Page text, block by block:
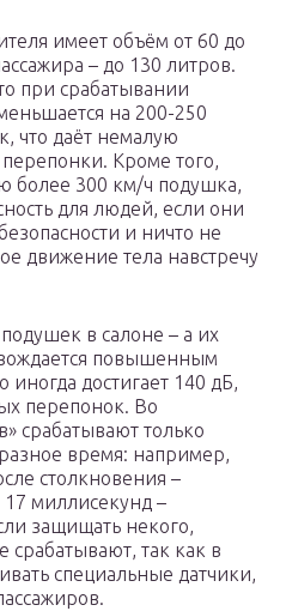
имеет объём от 60 до
– до 130 литров.
при срабатывании
на 200-250
что даёт немалую
Кроме того,
более 300 км/ч подушка,
для людей, если они
и ничто не
движение тела навстречу
в салоне – а их
повышенным
достигает 140 дБ,
перепонок. Во
срабатывают только
время: например,
столкновения –
17 миллисекунд –
защищать некого,
срабатывают, так как в
специальные датчики,